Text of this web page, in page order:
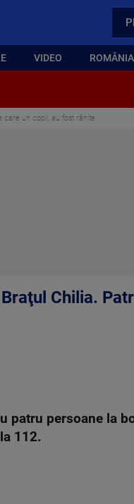
VIDEO
care un copil, au fost rănite
Chilia.
patru persoane la
112.